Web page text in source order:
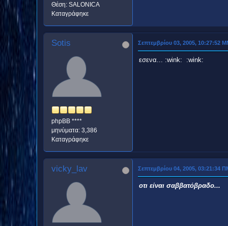
Θέση: SALONICA
Καταγράφηκε
Sotis
phpBB ****
μηνύματα: 3,386
Καταγράφηκε
Σεπτεμβρίου 03, 2005, 10:27:52
εσενα... :wink: :wink:
vicky_lav Σεπτεμβρίου 04, 2005, 03:21:34
οτι είναι σαββατόβραδο...